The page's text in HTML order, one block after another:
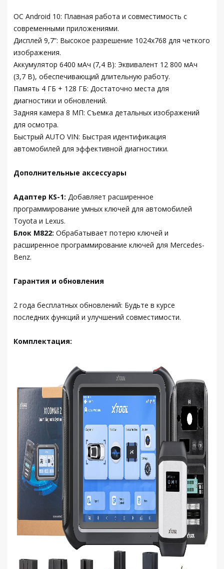
ОС Android 10: Плавная работа и совместимость с
современными приложениями.
Дисплей 9,7”: Высокое разрешение 1024x768 для четкого
изображения.
Аккумулятор 6400 мАч (7,4 В): Эквивалент 12 800 мАч
(3,7 В), обеспечивающий длительную работу.
Память 4 ГБ + 128 ГБ: Достаточно места для
диагностики и обновлений.
Задняя камера 8 МП: Съемка детальных изображений
для осмотра.
Быстрый AUTO VIN: Быстрая идентификация
автомобилей для эффективной диагностики.
Дополнительные аксессуары
Адаптер KS-1: Добавляет расширенное
программирование умных ключей для автомобилей
Toyota и Lexus.
Блок M822: Обрабатывает потерю ключей и
расширенное программирование ключей для Mercedes-
Benz.
Гарантия и обновления
2 года бесплатных обновлений: Будьте в курсе
последних функций и улучшений совместимости.
Комплектация: